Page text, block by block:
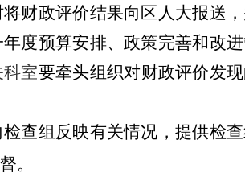
财政评价结果向区人大报送
度预算安排、政策完善和改进
室要牵头组织对财政评价发
查组反映有关情况，提供检
。